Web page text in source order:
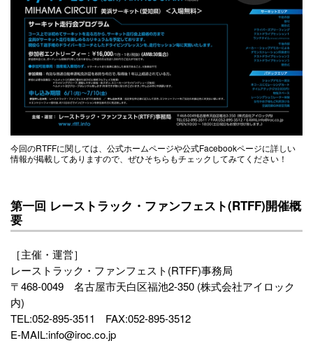
今回のRTFFに関しては、公式ホームページや公式Facebookページに詳しい
情報が掲載してありますので、ぜひそちらもチェックしてみてください！
第一回 レーストラック・ファンフェスト(RTFF)開催概
要
［主催・運営］
レーストラック・ファンフェスト(RTFF)事務局
〒468-0049 名古屋市天白区福池2-350 (株式会社アイロック
内)
TEL:052-895-3511 FAX:052-895-3512
E-MAIL:info@iroc.co.jp